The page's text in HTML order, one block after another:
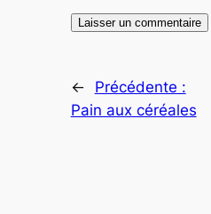
←
Précédente :
Pain aux céréales